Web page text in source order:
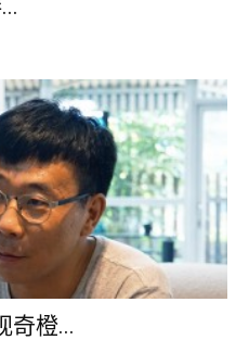
奇橙...